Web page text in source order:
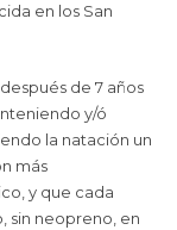
en los San
de 7 años
y/ó
la natación un
más
y que cada
sin neopreno, en